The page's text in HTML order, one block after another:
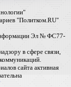
"Политком.RU"
Эл № ФС77-
в сфере связи,
сайта активная